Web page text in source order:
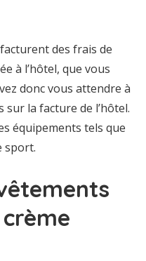
des frais de
à l’hôtel, que vous
donc vous attendre à
la facture de l’hôtel.
équipements tels que
sport.